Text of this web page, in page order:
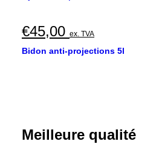
€45,00 ex. TVA
Bidon anti-projections 5l
Meilleure qualité